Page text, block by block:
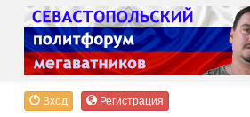
Вход Регистрация